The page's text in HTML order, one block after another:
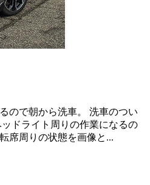
ので朝から洗車。 洗車のつい
ドライト周りの作業になるの
席周りの状態を画像と...